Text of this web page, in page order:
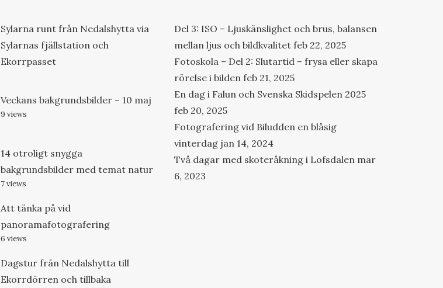
Sylarna runt från Nedalshytta via
Sylarnas fjällstation och
Ekorrpasset
Veckans bakgrundsbilder – 10 maj
9 views
14 otroligt snygga
bakgrundsbilder med temat natur
7 views
Att tänka på vid
panoramafotografering
6 views
Dagstur från Nedalshytta till
Ekorrdörren och tillbaka
Del 3: ISO – Ljuskänslighet och brus, balansen
mellan ljus och bildkvalitet feb 22, 2025
Fotoskola – Del 2: Slutartid – frysa eller skapa
rörelse i bilden feb 21, 2025
En dag i Falun och Svenska Skidspelen 2025
feb 20, 2025
Fotografering vid Biludden en blåsig
vinterdag jan 14, 2024
Två dagar med skoteråkning i Lofsdalen mar
6, 2023